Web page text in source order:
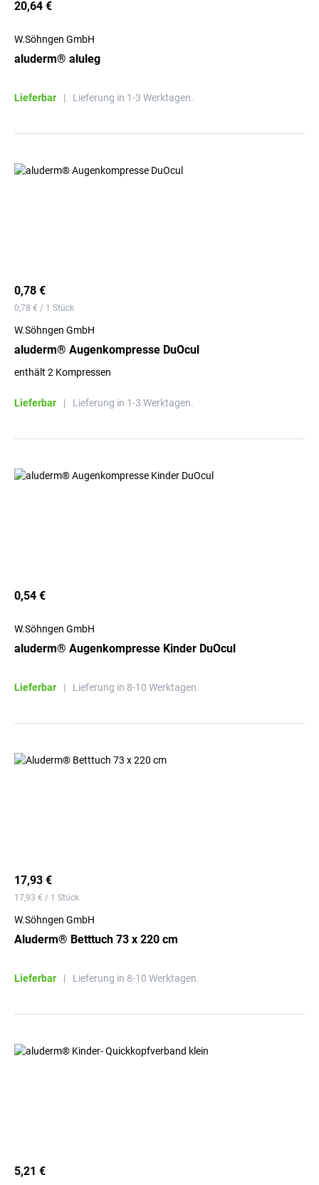
20,64 €
W.Söhngen GmbH
aluderm® aluleg
Lieferbar | Lieferung in 1-3 Werktagen.
0,78 €
0,78 € / 1 Stück
W.Söhngen GmbH
aluderm® Augenkompresse DuOcul
enthält 2 Kompressen
Lieferbar | Lieferung in 1-3 Werktagen.
0,54 €
W.Söhngen GmbH
aluderm® Augenkompresse Kinder DuOcul
Lieferbar | Lieferung in 8-10 Werktagen.
17,93 €
17,93 € / 1 Stück
W.Söhngen GmbH
Aluderm® Betttuch 73 x 220 cm
Lieferbar | Lieferung in 8-10 Werktagen.
5,21 €